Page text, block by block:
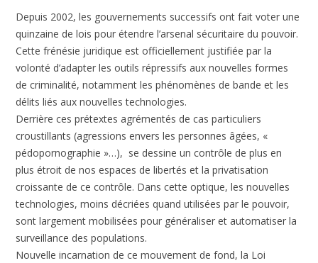
Depuis 2002, les gouvernements successifs ont fait voter une
quinzaine de lois pour étendre l’arsenal sécuritaire du pouvoir.
Cette frénésie juridique est officiellement justifiée par la
volonté d’adapter les outils répressifs aux nouvelles formes
de criminalité, notamment les phénomènes de bande et les
délits liés aux nouvelles technologies.
Derrière ces prétextes agrémentés de cas particuliers
croustillants (agressions envers les personnes âgées, «
pédopornographie »…), se dessine un contrôle de plus en
plus étroit de nos espaces de libertés et la privatisation
croissante de ce contrôle. Dans cette optique, les nouvelles
technologies, moins décriées quand utilisées par le pouvoir,
sont largement mobilisées pour généraliser et automatiser la
surveillance des populations.
Nouvelle incarnation de ce mouvement de fond, la Loi